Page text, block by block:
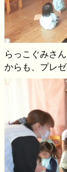
らっこぐみさ
からも、プレ